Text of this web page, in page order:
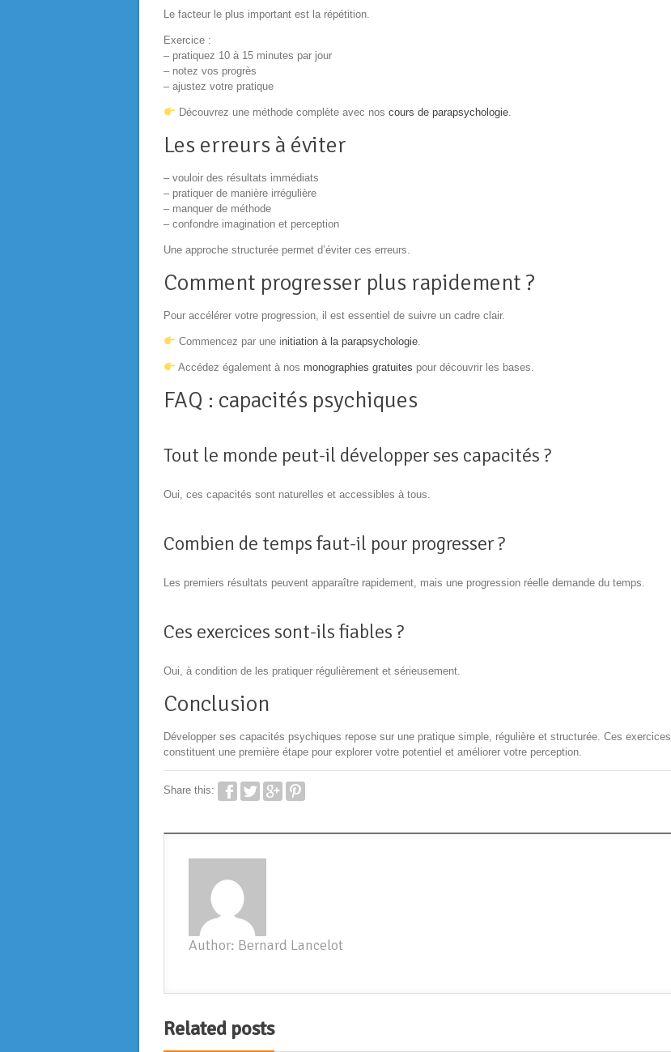
Le facteur le plus important est la répétition.
Exercice :
– pratiquez 10 à 15 minutes par jour
– notez vos progrès
– ajustez votre pratique
Découvrez une méthode complète avec nos cours de parapsychologie.
Les erreurs à éviter
– vouloir des résultats immédiats
– pratiquer de manière irrégulière
– manquer de méthode
– confondre imagination et perception
Une approche structurée permet d’éviter ces erreurs.
Comment progresser plus rapidement ?
Pour accélérer votre progression, il est essentiel de suivre un cadre clair.
Commencez par une initiation à la parapsychologie.
Accédez également à nos monographies gratuites pour découvrir les bases.
FAQ : capacités psychiques
Tout le monde peut-il développer ses capacités ?
Oui, ces capacités sont naturelles et accessibles à tous.
Combien de temps faut-il pour progresser ?
Les premiers résultats peuvent apparaître rapidement, mais une progression réelle demande du temps.
Ces exercices sont-ils fiables ?
Oui, à condition de les pratiquer régulièrement et sérieusement.
Conclusion
Développer ses capacités psychiques repose sur une pratique simple, régulière et structurée. Ces exercices
constituent une première étape pour explorer votre potentiel et améliorer votre perception.
Share this:
Author: Bernard Lancelot
Related posts